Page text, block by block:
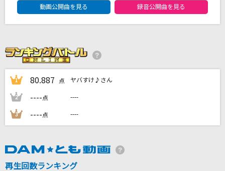
倉木麻衣
OddRe:
零 -ZERO-
海踏みのスピカ
水瀬いのり
Never Let It Go
ASCA
動画公開曲を見る 録音公開曲を見る
1 80.887 点 ヤバすけ♪さん
2 ----点 ----
3 ----点 ----
再生回数ランキング